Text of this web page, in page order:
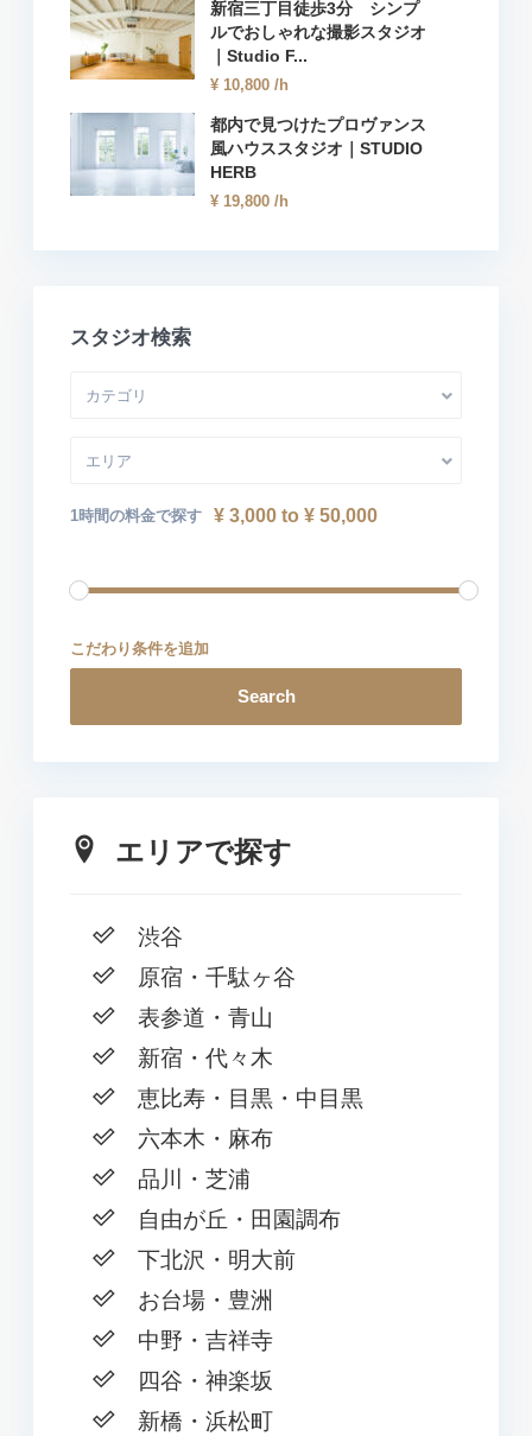
新宿三丁目徒歩3分 シンプ
ルでおしゃれな撮影スタジオ
｜Studio F...
¥ 10,800 /h
都内で見つけたプロヴァンス
風ハウススタジオ｜STUDIO
HERB
¥ 19,800 /h
スタジオ検索
カテゴリ
エリア
1時間の料金で探す ¥ 3,000 to ¥ 50,000
こだわり条件を追加
Search
エリアで探す
渋谷
原宿・千駄ヶ谷
表参道・青山
新宿・代々木
恵比寿・目黒・中目黒
六本木・麻布
品川・芝浦
自由が丘・田園調布
下北沢・明大前
お台場・豊洲
中野・吉祥寺
四谷・神楽坂
新橋・浜松町